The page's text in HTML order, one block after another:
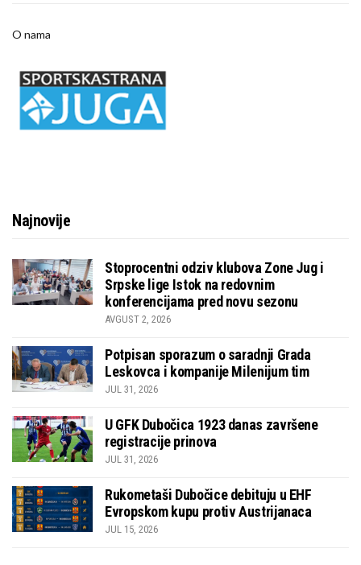
O nama
Najnovije
Stoprocentni odziv klubova Zone Jug i
Srpske lige Istok na redovnim
konferencijama pred novu sezonu
AVGUST 2, 2026
Potpisan sporazum o saradnji Grada
Leskovca i kompanije Milenijum tim
JUL 31, 2026
U GFK Dubočica 1923 danas završene
registracije prinova
JUL 31, 2026
Rukometaši Dubočice debituju u EHF
Evropskom kupu protiv Austrijanaca
JUL 15, 2026